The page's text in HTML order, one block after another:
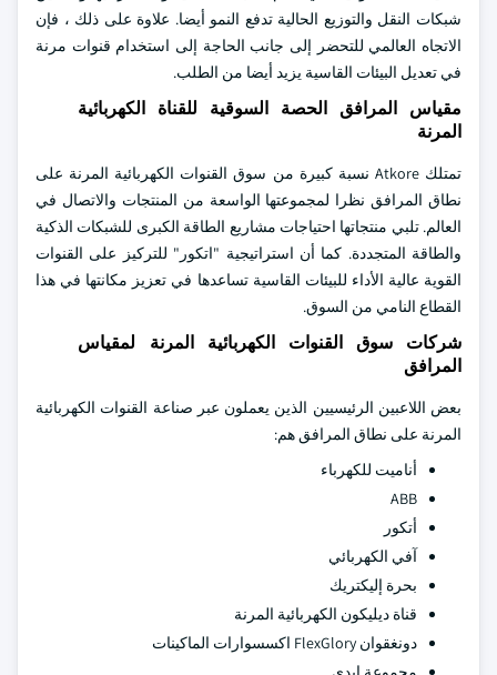
شبكات النقل والتوزيع الحالية تدفع النمو أيضا. علاوة على ذلك ، فإن
الاتجاه العالمي للتحضر إلى جانب الحاجة إلى استخدام قنوات مرنة
في تعديل البيئات القاسية يزيد أيضا من الطلب.
مقياس المرافق الحصة السوقية للقناة الكهربائية
المرنة
تمتلك Atkore نسبة كبيرة من سوق القنوات الكهربائية المرنة على
نطاق المرافق نظرا لمجموعتها الواسعة من المنتجات والاتصال في
العالم. تلبي منتجاتها احتياجات مشاريع الطاقة الكبرى للشبكات الذكية
والطاقة المتجددة. كما أن استراتيجية "اتكور" للتركيز على القنوات
القوية عالية الأداء للبيئات القاسية تساعدها في تعزيز مكانتها في هذا
القطاع النامي من السوق.
شركات سوق القنوات الكهربائية المرنة لمقياس
المرافق
بعض اللاعبين الرئيسيين الذين يعملون عبر صناعة القنوات الكهربائية
المرنة على نطاق المرافق هم:
أناميت للكهرباء
ABB
أتكور
آفي الكهربائي
بحرة إليكتريك
قناة ديليكون الكهربائية المرنة
دونغقوان FlexGlory اكسسوارات الماكينات